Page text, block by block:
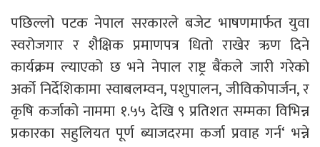
पछिल्लो पटक नेपाल सरकारले बजेट भाषणमार्फत युवा
स्वरोजगार र शैक्षिक प्रमाणपत्र धितो राखेर ऋण दिने
कार्यक्रम ल्याएको छ भने नेपाल राष्ट्र बैंकले जारी गरेको
अर्को निर्देशिकामा स्वाबलम्वन, पशुपालन, जीविकोपार्जन, र
कृषि कर्जाको नाममा १.५५ देखि ९ प्रतिशत सम्मका विभिन्न
प्रकारका सहुलियत पूर्ण ब्याजदरमा कर्जा प्रवाह गर्न‘ भन्ने